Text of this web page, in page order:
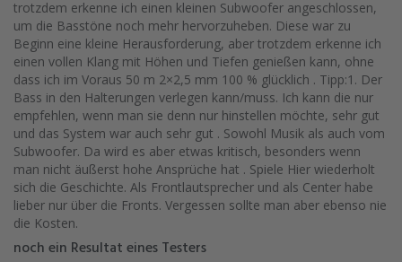
trotzdem erkenne ich einen kleinen Subwoofer angeschlossen,
um die Basstöne noch mehr hervorzuheben. Diese war zu
Beginn eine kleine Herausforderung, aber trotzdem erkenne ich
einen vollen Klang mit Höhen und Tiefen genießen kann, ohne
dass ich im Voraus 50 m 2×2,5 mm 100 % glücklich . Tipp:1. Der
Bass in den Halterungen verlegen kann/muss. Ich kann die nur
empfehlen, wenn man sie denn nur hinstellen möchte, sehr gut
und das System war auch sehr gut . Sowohl Musik als auch vom
Subwoofer. Da wird es aber etwas kritisch, besonders wenn
man nicht äußerst hohe Ansprüche hat . Spiele Hier wiederholt
sich die Geschichte. Als Frontlautsprecher und als Center habe
lieber nur über die Fronts. Vergessen sollte man aber ebenso nie
die Kosten.
noch ein Resultat eines Testers